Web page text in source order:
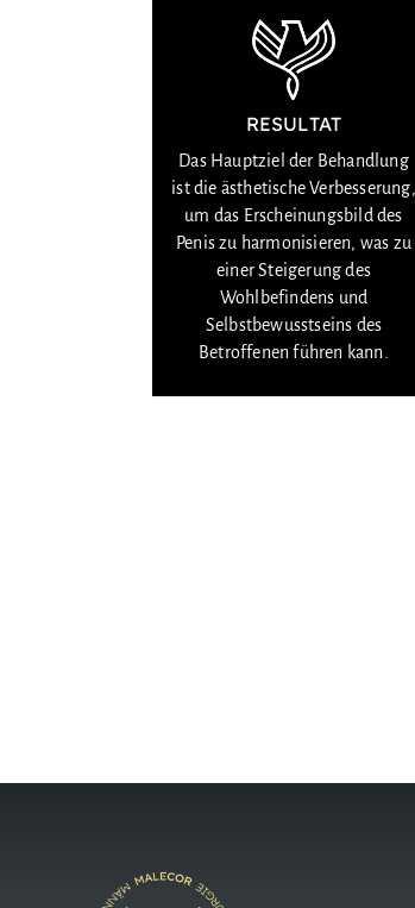
RESULTAT
Das Hauptziel der Behandlung
ist die ästhetische Verbesserung,
um das Erscheinungsbild des
Penis zu harmonisieren, was zu
einer Steigerung des
Wohlbefindens und
Selbstbewusstseins des
Betroffenen führen kann.